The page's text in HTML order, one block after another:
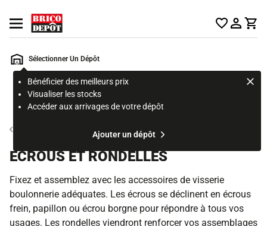
Ouvrir le menu
Sélectionner Un Dépôt
Bénéficier des meilleurs prix
Visualiser les stocks
Accéder aux arrivages de votre dépôt
Ajouter un dépôt
Rechercher
page
Clouterie, visserie et boulonnerie
ECROUS ET RONDELLES
Fixez et assemblez avec les accessoires de visserie
boulonnerie adéquates. Les écrous se déclinent en écrous
frein, papillon ou écrou borgne pour répondre à tous vos
usages. Les rondelles viendront renforcer vos assemblages